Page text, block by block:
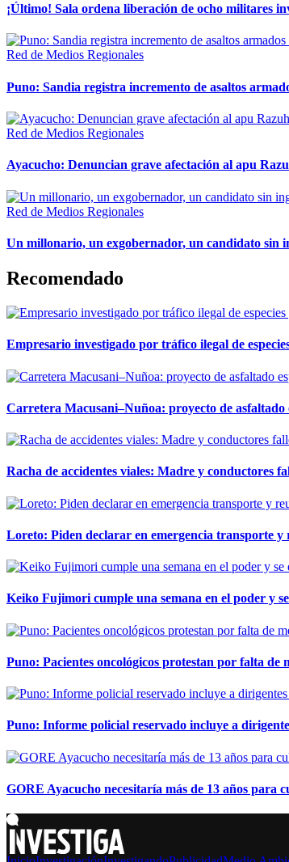
¡Último! Sala ordena liberación de ocho militares
Red de Medios Regionales
Puno: Sandia registra incremento de asaltos
Red de Medios Regionales
Ayacucho: Denuncian grave afectación al apu
Red de Medios Regionales
Un millonario, un exgobernador, un candidato sin
Recomendado
Empresario investigado por tráfico ilegal de
Carretera Macusani–Nuñoa: proyecto de asfaltado
Racha de accidentes viales: Madre y conductores
Loreto: Piden declarar en emergencia transporte
Keiko Fujimori cumple una semana en el poder y
Puno: Pacientes oncológicos protestan por falta
Puno: Informe policial reservado incluye a
GORE Ayacucho necesitaría más de 13 años para